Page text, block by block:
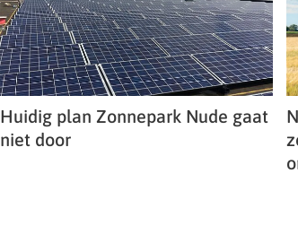
Huidig plan Zonnepark Nude gaat
niet door